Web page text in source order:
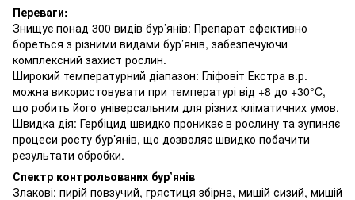
Переваги:
Знищує понад 300 видів бур’янів: Препарат ефективно
бореться з різними видами бур’янів, забезпечуючи
комплексний захист рослин.
Широкий температурний діапазон: Гліфовіт Екстра в.р.
можна використовувати при температурі від +8 до +30°C,
що робить його універсальним для різних кліматичних умов.
Швидка дія: Гербіцид швидко проникає в рослину та зупиняє
процеси росту бур’янів, що дозволяє швидко побачити
результати обробки.
Спектр контрольованих бур’янів
Злакові: пирій повзучий, грястиця збірна, мишій сизий, мишій